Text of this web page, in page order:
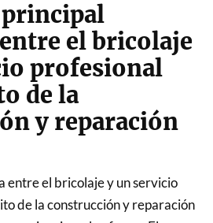
principal
el bricolaje
profesional
de la
y reparación
entre el bricolaje y un servicio
de la construcción y reparación